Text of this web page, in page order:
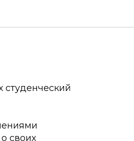
студенческий
своих